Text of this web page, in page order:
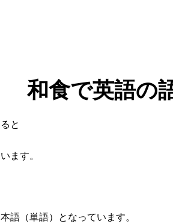
和食で英語の
と
ます。
語（単語）となっています。